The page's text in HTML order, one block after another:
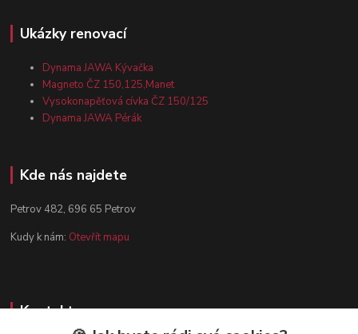
Ukázky renovací
Dynama JAWA Kývačka
Magneto ČZ 150,125,Manet
Vysokonapěťová cívka ČZ 150/125
Dynama JAWA Pérák
Kde nás najdete
Petrov 482, 696 65 Petrov
Kudy k nám: Otevřít mapu
Kontakty